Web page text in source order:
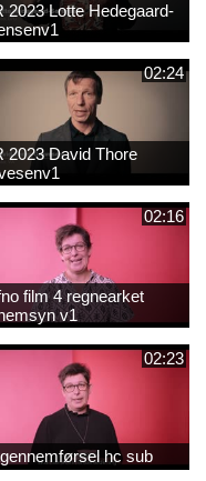
2023 Lotte Hedegaard-
02:24
2023 David Thore
02:16
film 4 regnearket
v1
02:23
hc sub